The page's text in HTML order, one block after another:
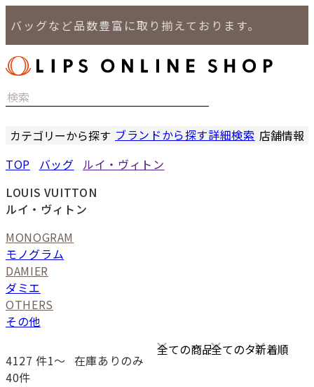
など品数豊富に取り揃えております。
カテゴリーから探す
バッグ
小物
ジュエリー
セール商品
特集
ブランドから探す詳細検索 店舗情報
TOP バッグ ルイ・ヴィトン
LOUIS VUITTON
ルイ・ヴィトン
MONOGRAM
モノグラム
DAMIER
ダミエ
OTHERS
その他
4127 件1〜
40件
在庫ありのみ